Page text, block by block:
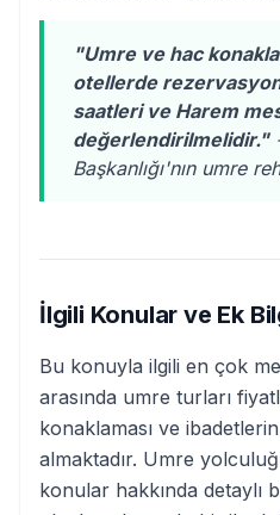
"Umre ve hac
otellerde
saatleri ve Harem
değerlendirilmelidir."
Başkanlığı'nın umre
İlgili Konular ve Ek
Bu konuyla ilgili en çok
arasında umre turları
konaklaması ve ibadetlerin
almaktadır. Umre
konular hakkında detaylı